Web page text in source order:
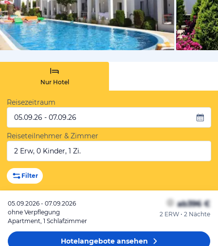
von
Nur Hotel
Reisezeitraum
05.09.26 - 07.09.26
Reiseteilnehmer & Zimmer
2 Erw, 0 Kinder, 1 Zi.
Filter
05.09.2026 - 07.09.2026
ohne Verpflegung
Apartment, 1 Schlafzimmer
ab396 €
2 ERW • 2 Nächte
Hotelangeboteansehen